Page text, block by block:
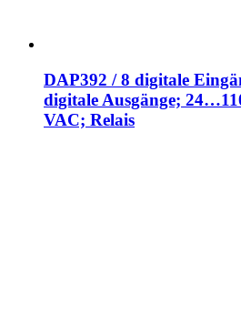
DAP392 / 8 digitale
digitale Ausgänge;
VAC; Relais